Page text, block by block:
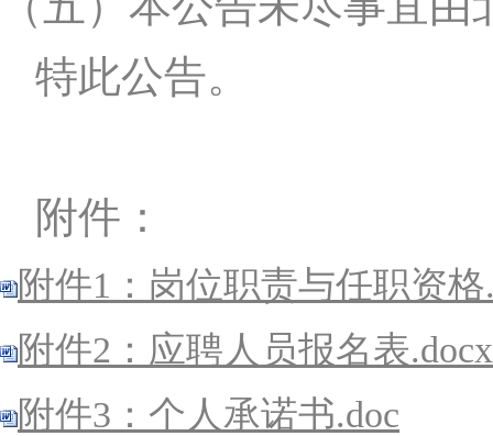
特此公告。
附件：
附件1：岗位职责与任职资格
附件2：应聘人员报名表.docx
附件3：个人承诺书.doc